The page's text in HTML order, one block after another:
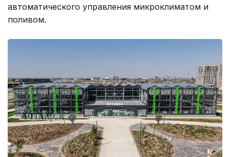
автоматического управления микроклиматом и
поливом.